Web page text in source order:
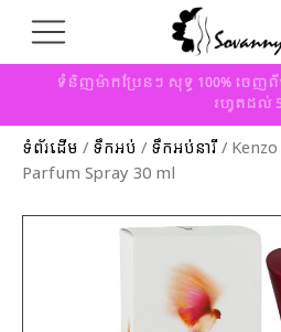
ទំនិញម៉ាកប្រែនៗ សុទ្ធ 100% ចេញ
រហូតដល់
ទំព័រដើម / ទឹកអប់ / ទឹកអប់នារី/ Kenzo
Parfum Spray 30 ml